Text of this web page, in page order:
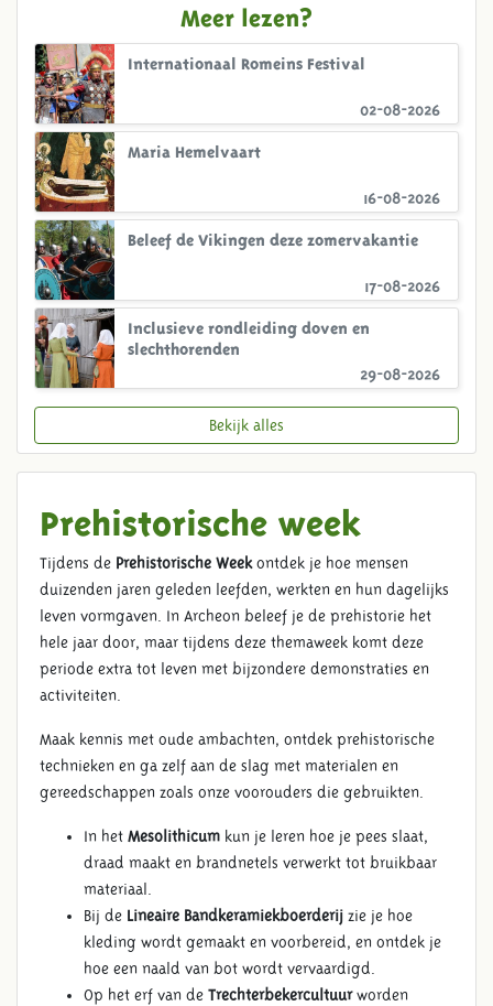
Prehistorische week
Tijdens de Prehistorische Weekontdek je hoe mensen
duizenden jaren geleden leefden, werkten en hun dagelijks
leven vormgaven. In Archeon beleef je de prehistorie het
hele jaar door, maar tijdens deze themaweek komt deze
periode extra tot leven met bijzondere demonstraties en
activiteiten.
Maak kennis met oude ambachten, ontdek prehistorische
technieken en ga zelf aan de slag met materialen en
gereedschappen zoals onze voorouders die gebruikten.
In het Mesolithicum kun je leren hoe je pees slaat,
draad maakt en brandnetels verwerkt tot bruikbaar
materiaal.
Bij de Lineaire Bandkeramiekboerderij zie je hoe
kleding wordt gemaakt en voorbereid, en ontdek je
hoe een naald van bot wordt vervaardigd.
Op het erf van de Trechterbekercultuurworden
Meer lezen?
02-08-2026
Internationaal Romeins Festival
16-08-2026
Maria Hemelvaart
17-08-2026
Beleef de Vikingen deze zomervakantie
29-08-2026
Inclusieve rondleiding doven en
slechthorenden
Bekijk alles